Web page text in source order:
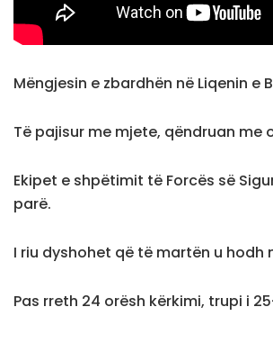
Mëngjesin e zbardhën në Liqenin e
Të pajisur me mjete, qëndruan
Ekipet e shpëtimit të Forcës së
parë.
I riu dyshohet që të martën u
Pas rreth 24 orësh kërkimi, trupi i